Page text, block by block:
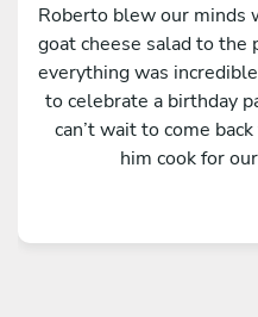
Roberto blew our minds
goat cheese salad to the
everything was
to celebrate a birthday
can’t wait to come
him cook for